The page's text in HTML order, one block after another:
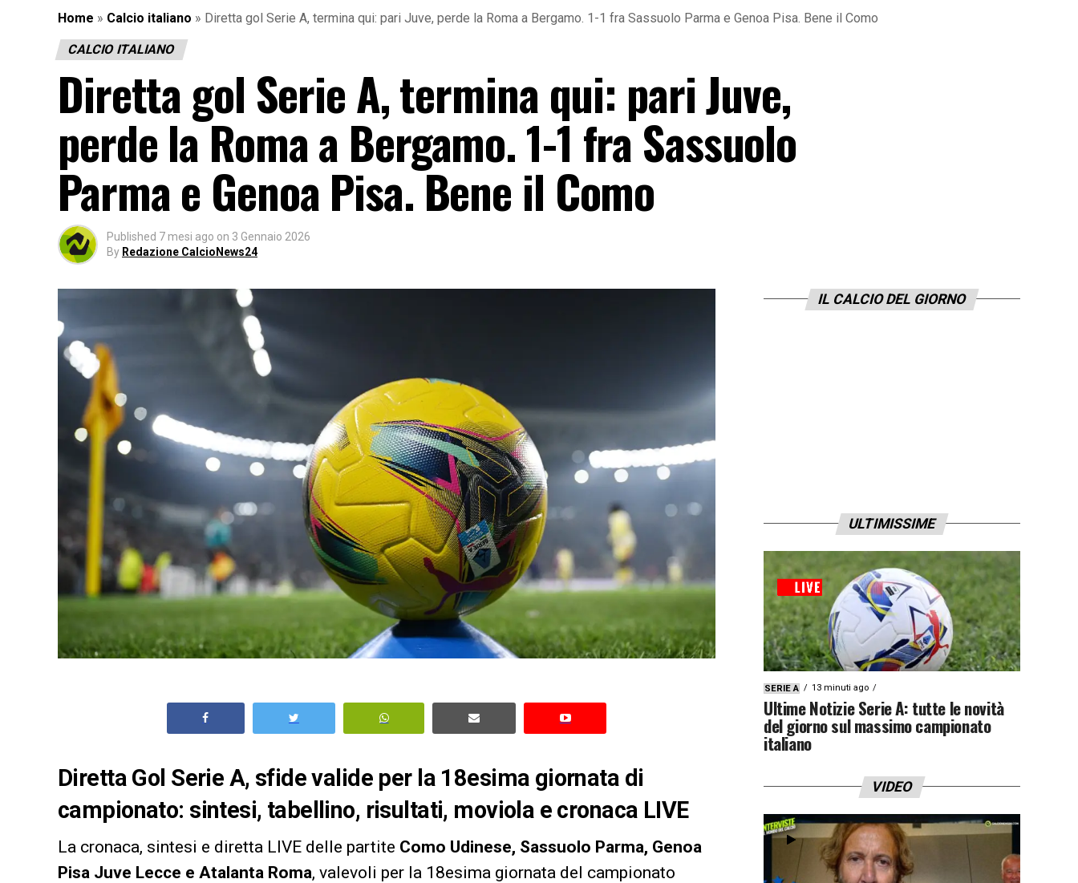
Home » Calcio italiano » Diretta gol Serie A, termina qui: pari Juve, perde la Roma a Bergamo. 1-1 fra Sassuolo Parma e Genoa Pisa. Bene il Como
CALCIO ITALIANO
Diretta gol Serie A, termina qui: pari Juve,
perde la Roma a Bergamo. 1-1 fra Sassuolo
Parma e Genoa Pisa. Bene il Como
Published 7 mesi ago on 3 Gennaio 2026
By Redazione CalcioNews24
Diretta Gol Serie A, sfide valide per la 18esima giornata di
campionato: sintesi, tabellino, risultati, moviola e cronaca LIVE
La cronaca, sintesi e diretta LIVE delle partite Como Udinese, Sassuolo Parma, Genoa
Pisa Juve Lecce e Atalanta Roma, valevoli per la 18esima giornata del campionato
IL CALCIO DEL GIORNO
ULTIMISSIME
SERIE A 13 minuti ago
Ultime Notizie Serie A: tutte le novità
del giorno sul massimo campionato
italiano
VIDEO